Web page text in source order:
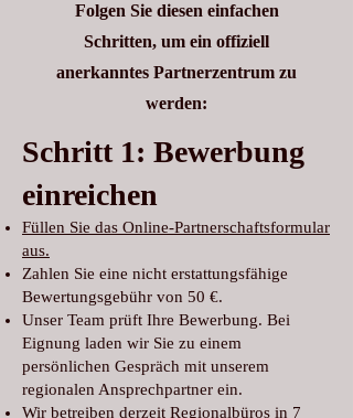
Folgen Sie diesen einfachen
Schritten, um ein offiziell
anerkanntes Partnerzentrum zu
werden:
Schritt 1: Bewerbung
einreichen
Füllen Sie das Online-Partnerschaftsformular
aus.
Zahlen Sie eine nicht erstattungsfähige
Bewertungsgebühr von 50 €.
Unser Team prüft Ihre Bewerbung. Bei
Eignung laden wir Sie zu einem
persönlichen Gespräch mit unserem
regionalen Ansprechpartner ein.
Wir betreiben derzeit Regionalbüros in 7